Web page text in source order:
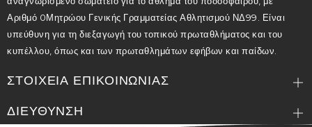
Αριθμό 0Μητρώου Γενικής Γραμματείας Αθλητισμού ΝΔ99. Είναι
υπεύθυνη για τη διεξαγωγή του τοπικού πρωταθλήματος και του
κυπέλλου, όπως και των πρωταθλημάτων εφήβων και παίδων.
ΣΤΟΙΧΕΙΑ ΕΠΙΚΟΙΝΩΝΙΑΣ
ΔΙΕΥΘΥΝΣΗ